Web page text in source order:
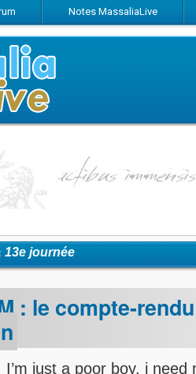
Notes MassaliaLive
Suivez-nous sur Facebook
Suivez-nous sur Twitter
Abonnez-
13e journée
: le compte-
I’m just a poor boy, i